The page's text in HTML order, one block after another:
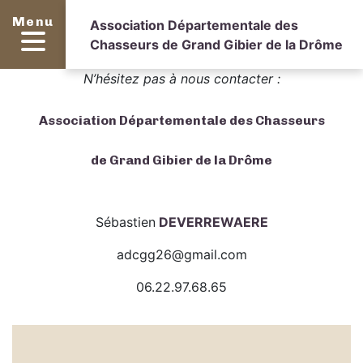
Menu
Association Départementale des
Chasseurs de Grand Gibier de la Drôme
N’hésitez pas à nous contacter :
Association Départementale des Chasseurs
de Grand Gibier de la Drôme
SébastienDEVERREWAERE
adcgg26@gmail.com
06.22.97.68.65